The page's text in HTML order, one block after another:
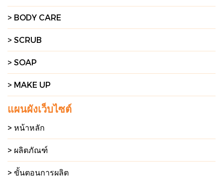
> BODY CARE
> SCRUB
> SOAP
> MAKE UP
แผนผังเว็บไซต์
> หน้าหลัก
> ผลิตภัณฑ์
> ขั้นตอนการผลิต